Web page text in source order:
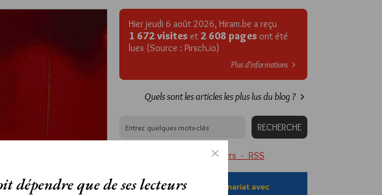
Hier jeudi 6 août 2026, Hiram.be a reçu
1 672 visites et 2 608 pages ont été
lues (Source : Pirsch.io)
Plus d’informations
Quels sont les articles les plus lus du blog ?
Abonnement aux Newsletters - RSS
que de ses lecteurs